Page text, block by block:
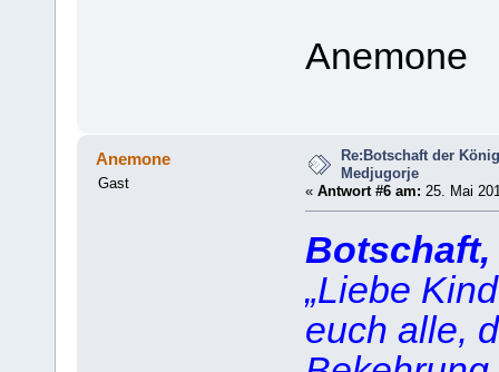
Anemone
Anemone
Gast
Re:Botschaft der
Medjugorje
« Antwort #6 am: 25. Mai
Botschaft,
„Liebe
euch alle,